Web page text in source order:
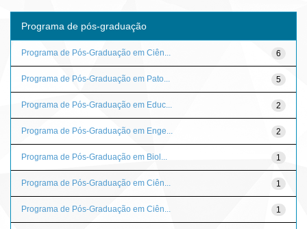
Programa de pós-graduação
6
Programa de Pós-Graduação em Ciên...
5
Programa de Pós-Graduação em Pato...
2
Programa de Pós-Graduação em Educ...
2
Programa de Pós-Graduação em Enge...
1
Programa de Pós-Graduação em Biol...
1
Programa de Pós-Graduação em Ciên...
1
Programa de Pós-Graduação em Ciên...